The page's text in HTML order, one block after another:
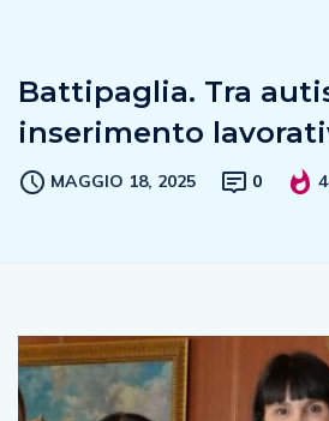
Battipaglia. Tra
inserimento
MAGGIO 18, 2025 0